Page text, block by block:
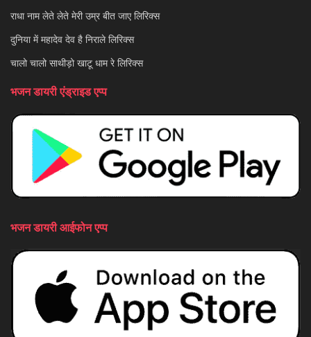
राधा नाम लेते लेते मेरी उम्र बीत जाए लिरिक्स
दुनिया में महादेव देव है निराले लिरिक्स
चालो चालो साथीड़ो खाटू धाम रे लिरिक्स
भजन डायरी एंड्राइड एप्प
भजन डायरी आईफोन एप्प